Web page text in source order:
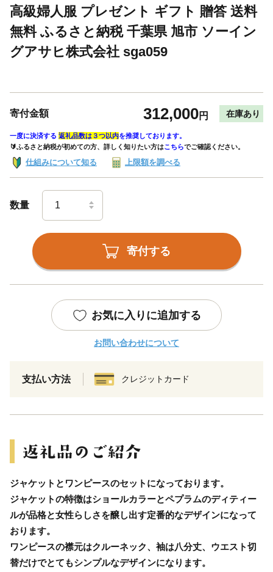
高級婦人服 プレゼント ギフト 贈答 送料
無料 ふるさと納税 千葉県 旭市 ソーイン
グアサヒ株式会社 sga059
寄付金額 312,000円 在庫あり
一度に決済する 返礼品数は３つ以内を推奨しております。
🔰ふるさと納税が初めての方、詳しく知りたい方はこちらでご確認ください。
仕組みについて知る 上限額を調べる
数量
寄付する
お気に入りに追加する
お問い合わせについて
支払い方法 クレジットカード
ジャケットとワンピースのセットになっております。
ジャケットの特徴はショールカラーとペプラムのディティー
ルが品格と女性らしさを醸し出す定番的なデザインになって
おります。
ワンピースの襟元はクルーネック、袖は八分丈、ウエスト切
替だけでとてもシンプルなデザインになります。